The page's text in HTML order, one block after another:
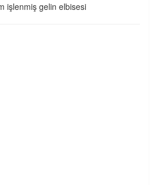
işlenmiş gelin elbisesi